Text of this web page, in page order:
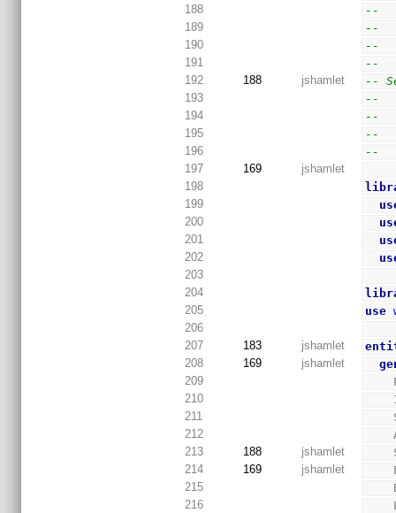
188
--
189
--
190
--
191
--
192
188 jshamlet
--
193
--
194
--
195
--
196
--
197
169
jshamlet
198
199
200
201
202
203
204
205
use
206
207
183 jshamlet
208
169 jshamlet
209
210
211
212
213
188 jshamlet
214
169 jshamlet
215
216